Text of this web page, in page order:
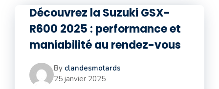
Découvrez la Suzuki GSX-
R600 2025 : performance et
maniabilité au rendez-vous
By clandesmotards
25 janvier 2025